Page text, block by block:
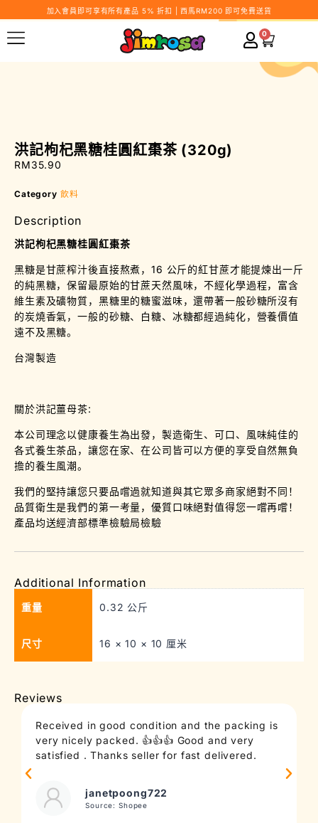
加入會員即可享有所有產品 5% 折扣 | 西馬RM200 即可免費送貨
0
洪記枸杞黑糖桂圓紅棗茶 (320g)
RM35.90
Category 飲料
Description
洪記枸杞黑糖桂圓紅棗茶
黑糖是甘蔗榨汁後直接熬煮，16 公斤的紅甘蔗才能提煉出一斤
的純黑糖，保留最原始的甘蔗天然風味，不經化學過程，富含
維生素及礦物質，黑糖里的糖蜜滋味，還帶著一般砂糖所沒有
的炭燒香氣，一般的砂糖、白糖、冰糖都經過純化，營養價值
遠不及黑糖。
台灣製造
關於洪記薑母茶:
本公司理念以健康養生為出發，製造衛生、可口、風味純佳的
各式養生茶品，讓您在家、在公司皆可以方便的享受自然無負
擔的養生風潮。
我們的堅持讓您只要品嚐過就知道與其它眾多商家絕對不同！
品質衛生是我們的第一考量，優質口味絕對值得您一嚐再嚐！
產品均送經濟部標準檢驗局檢驗
Additional Information
重量 0.32 公斤
尺寸 16 × 10 × 10 厘米
Reviews
Received in good condition and the packing is
very nicely packed. 👍👍👍 Good and very
satisfied . Thanks seller for fast delivered.
janetpoong722
Source: Shopee